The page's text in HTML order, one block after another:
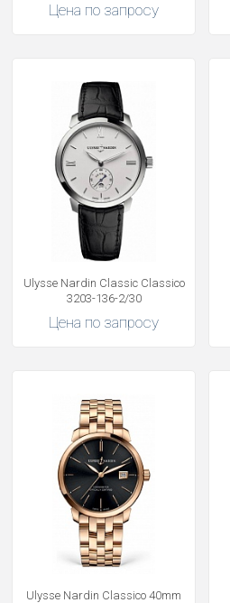
Цена по запросу
Ulysse Nardin Classic Classico
3203-136-2/30
Цена по запросу
Ulysse Nardin Classico 40mm